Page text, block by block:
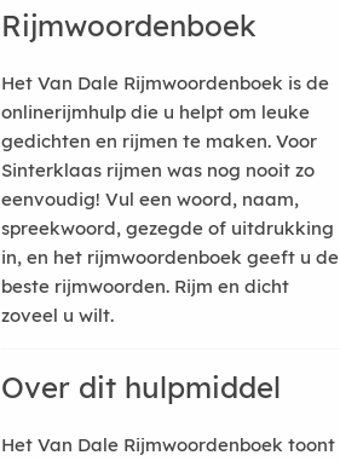
Rijmwoordenboek
Het Van Dale Rijmwoordenboek is de
onlinerijmhulp die u helpt om leuke
gedichten en rijmen te maken. Voor
Sinterklaas rijmen was nog nooit zo
eenvoudig! Vul een woord, naam,
spreekwoord, gezegde of uitdrukking
in, en het rijmwoordenboek geeft u de
beste rijmwoorden. Rijm en dicht
zoveel u wilt.
Over dit hulpmiddel
Het Van Dale Rijmwoordenboek toont